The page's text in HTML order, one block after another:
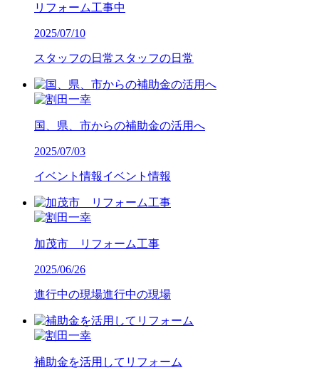
リフォーム工事中
2025/07/10
スタッフの日常 スタッフの日常
国、県、市からの補助金の活用へ
2025/07/03
イベント情報イベント情報
加茂市 リフォーム工事
2025/06/26
進行中の現場進行中の現場
補助金を活用してリフォーム